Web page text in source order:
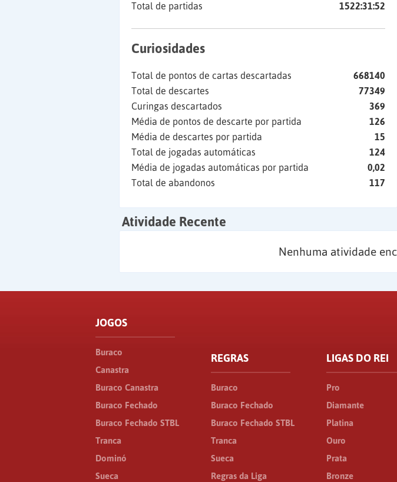
Total de partidas
1522:31:52
Curiosidades
Total de pontos de cartas descartadas
668140
Total de descartes
77349
Curingas descartados
369
Média de pontos de descarte por partida
126
Média de descartes por partida
15
Total de jogadas automáticas
124
Média de jogadas automáticas por partida
0,02
Total de abandonos
117
Atividade Recente
Nenhuma atividade
JOGOS
Buraco
Canastra
Buraco Canastra
Buraco Fechado
Buraco Fechado STBL
Tranca
Dominó
Sueca
REGRAS
Buraco
Buraco Fechado
Buraco Fechado STBL
Tranca
Sueca
Regras da Liga
LIGAS DO REI
Pro
Diamante
Platina
Ouro
Prata
Bronze